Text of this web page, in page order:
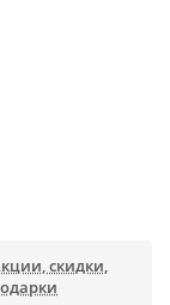
скидки,